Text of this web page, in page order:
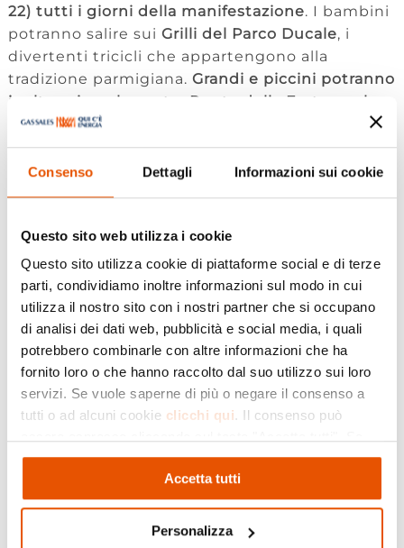
Consenso Dettagli Informazioni sui cookie
Questo sito web utilizza i cookie
Questo sito utilizza cookie di piattaforme social e di terze
parti, condividiamo inoltre informazioni sul modo in cui
utilizza il nostro sito con i nostri partner che si occupano
di analisi dei dati web, pubblicità e social media, i quali
potrebbero combinarle con altre informazioni che ha
fornito loro o che hanno raccolto dal suo utilizzo sui loro
servizi. Se vuole saperne di più o negare il consenso a
tutti o ad alcuni cookie clicchi qui. Il consenso può
non vuole i cookie di profilazione può negare il consenso
cliccando sul tasto "Rifiuta"Accetta tutti
Personalizza
22) tutti i giorni della manifestazione. I bambini
potranno salire sui Grilli del Parco Ducale, i
divertenti tricicli che appartengono alla
tradizione parmigiana. Grandi e piccini potranno
inoltre girare la nostra Ruota della Fortuna che
permetterà ai partecipanti di vincere alcuni
gadget targati Gas Sales.
Nel segno del divertimento ma soprattutto
di briscola, domani – sabato 30 maggio: partirà
loco il giorno stesso(l’iscrizione è gratuita). In
alternativa, ci si può preiscrivere con form on
line dal sito del Parma Street Food. E poi vi
attende una grande sorpresa nell’ultimo giorno
di festival,
martedì 2 giugno: l’incontro con le
vecchie glorie del Parma Calcio
che potrete
trovare al nostro stand, dove scatteranno selfie
rispondere a tutte le vostre curiosità. Una
grande occasione, resa possibile dalla nostra
partnership con Parma Calcio e Parma